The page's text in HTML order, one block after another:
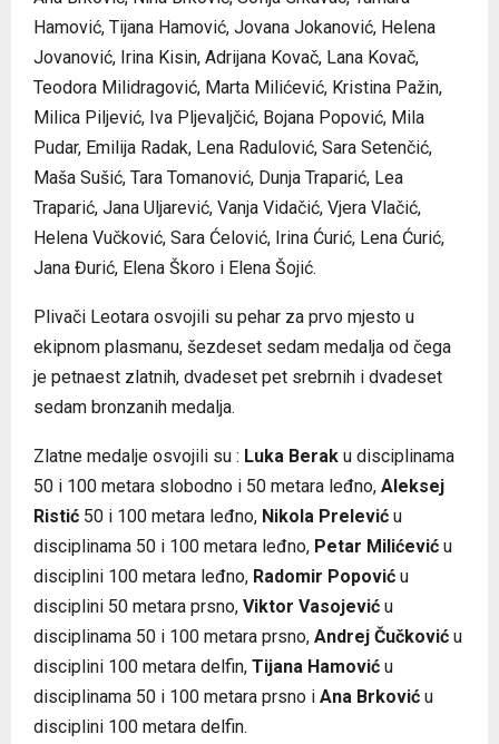
Hamović, Tijana Hamović, Jovana Jokanović, Helena
Jovanović, Irina Kisin, Adrijana Kovač, Lana Kovač,
Teodora Milidragović, Marta Milićević, Kristina Pažin,
Milica Piljević, Iva Pljevaljčić, Bojana Popović, Mila
Pudar, Emilija Radak, Lena Radulović, Sara Setenčić,
Maša Sušić, Tara Tomanović, Dunja Traparić, Lea
Traparić, Jana Uljarević, Vanja Vidačić, Vjera Vlačić,
Helena Vučković, Sara Ćelović, Irina Ćurić, Lena Ćurić,
Jana Đurić, Elena Škoro i Elena Šojić.
Plivači Leotara osvojili su pehar za prvo mjesto u
ekipnom plasmanu, šezdeset sedam medalja od čega
je petnaest zlatnih, dvadeset pet srebrnih i dvadeset
sedam bronzanih medalja.
Zlatne medalje osvojili su : Luka Berak u disciplinama
50 i 100 metara slobodno i 50 metara leđno, Aleksej
Ristić 50 i 100 metara leđno, Nikola Prelević u
disciplinama 50 i 100 metara leđno, Petar Milićević u
disciplini 100 metara leđno, Radomir Popović u
disciplini 50 metara prsno, Viktor Vasojević u
disciplinama 50 i 100 metara prsno, Andrej Čučković u
disciplini 100 metara delfin, Tijana Hamović u
disciplinama 50 i 100 metara prsno i Ana Brković u
disciplini 100 metara delfin.